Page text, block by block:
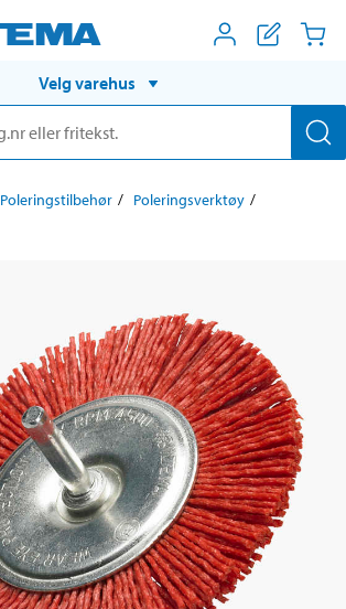
Velg varehus
Poleringstilbehør
Poleringsverktøy